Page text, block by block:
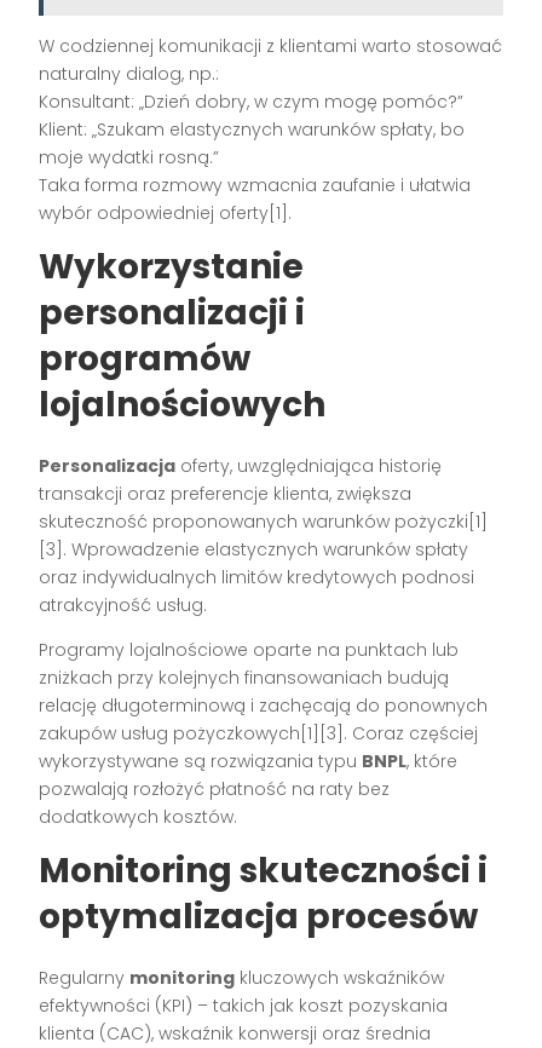
W codziennej komunikacji z klientami warto stosować
naturalny dialog, np.:
Konsultant: „Dzień dobry, w czym mogę pomóc?”
Klient: „Szukam elastycznych warunków spłaty, bo
moje wydatki rosną.”
Taka forma rozmowy wzmacnia zaufanie i ułatwia
wybór odpowiedniej oferty[1].
Wykorzystanie
personalizacji i
programów
lojalnościowych
Personalizacja oferty, uwzględniająca historię
transakcji oraz preferencje klienta, zwiększa
skuteczność proponowanych warunków pożyczki[1]
[3]. Wprowadzenie elastycznych warunków spłaty
oraz indywidualnych limitów kredytowych podnosi
atrakcyjność usług.
Programy lojalnościowe oparte na punktach lub
zniżkach przy kolejnych finansowaniach budują
relację długoterminową i zachęcają do ponownych
zakupów usług pożyczkowych[1][3]. Coraz częściej
wykorzystywane są rozwiązania typu BNPL, które
pozwalają rozłożyć płatność na raty bez
dodatkowych kosztów.
Monitoring skuteczności i
optymalizacja procesów
Regularny monitoring kluczowych wskaźników
efektywności (KPI) – takich jak koszt pozyskania
klienta (CAC), wskaźnik konwersji oraz średnia